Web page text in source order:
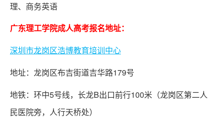
理、商务英语
广东理工学院成人高考报名地址：
深圳市龙岗区浩博教育培训中心
地址：龙岗区布吉街道吉华路179号
地铁：环中5号线，长龙B出口前行100米（龙岗区第二人
民医院旁，人行天桥处）